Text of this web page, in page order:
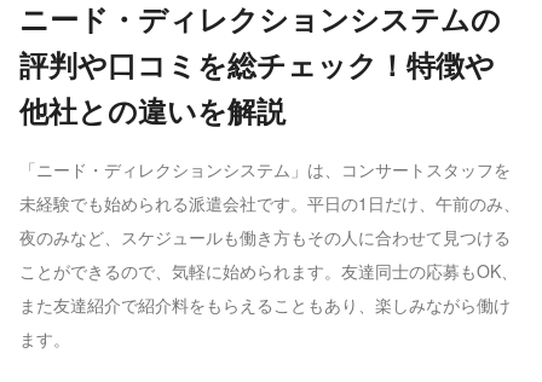
ニード・ディレクションシステムの
評判や口コミを総チェック！特徴や
他社との違いを解説
「ニード・ディレクションシステム」は、コンサートスタッフを
未経験でも始められる派遣会社です。平日の1日だけ、午前のみ、
夜のみなど、スケジュールも働き方もその人に合わせて見つける
ことができるので、気軽に始められます。友達同士の応募もOK、
また友達紹介で紹介料をもらえることもあり、楽しみながら働け
ます。